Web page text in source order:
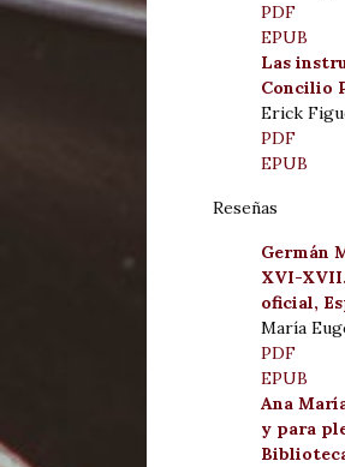
PDF
EPUB
Las
Concilio
Erick
PDF
EPUB
Reseñas
Germán
XVI-
oficial,
María
PDF
EPUB
Ana
y para